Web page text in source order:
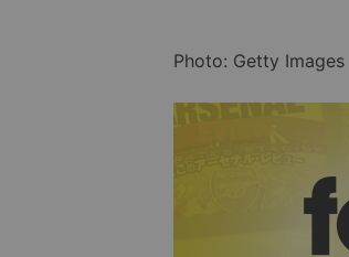
Photo: Getty Images